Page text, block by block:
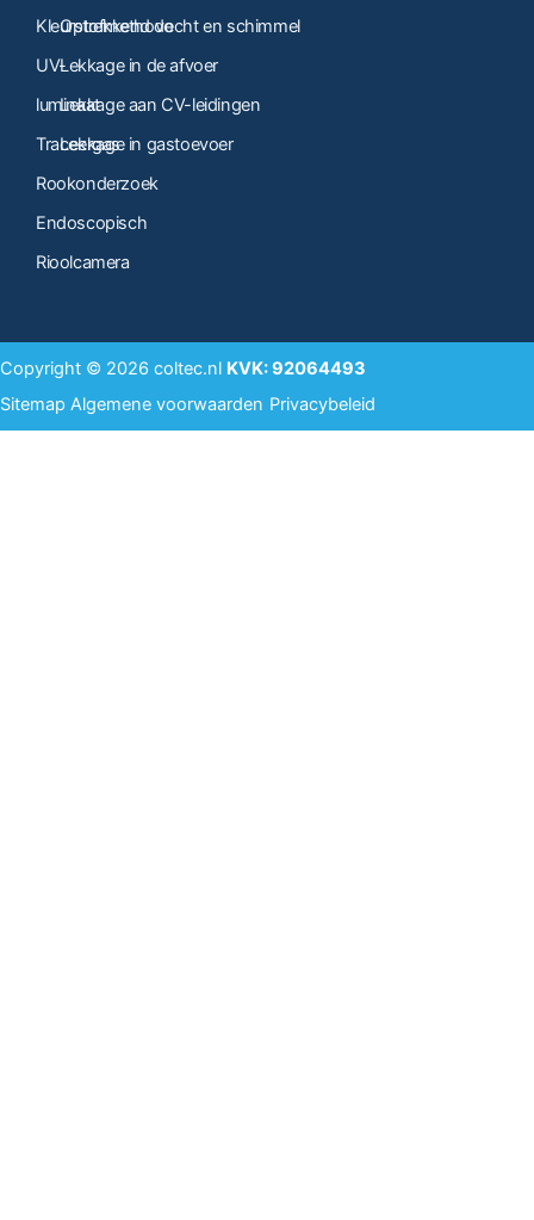
Kleurstofmethode
UV-
luminaat
Traceergas
Rookonderzoek
Endoscopisch
Rioolcamera
Optrekkend vocht en schimmel
Lekkage in de afvoer
Lekkage aan CV-leidingen
Lekkage in gastoevoer
Copyright © 2026 coltec.nl KVK: 92064493
Sitemap Algemene voorwaarden Privacybeleid